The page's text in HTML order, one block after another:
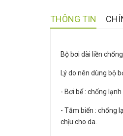
THÔNG TIN
Bộ bơi dài liền
Lý do nên dùng bộ
- Bơi bể : chống
- Tắm biển : chống
chịu cho da.